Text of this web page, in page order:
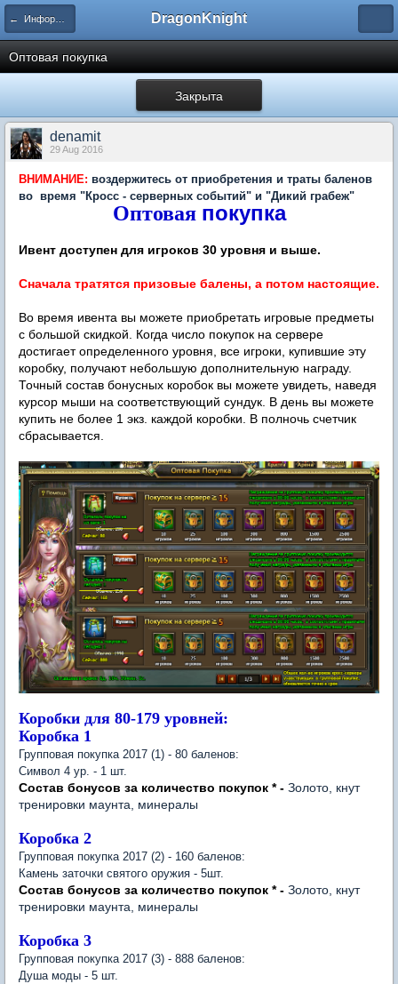
← Информация и гайды по игре DragonKnight
Оптовая покупка
Закрыта
denamit
29 Aug 2016
ВНИМАНИЕ: воздержитесь от приобретения и траты баленов
во время "Кросс - серверных событий" и "Дикий грабеж"
Оптовая покупка
Ивент доступен для игроков 30 уровня и выше.
Сначала тратятся призовые балены, а потом настоящие.
Во время ивента вы можете приобретать игровые предметы
с большой скидкой. Когда число покупок на сервере
достигает определенного уровня, все игроки, купившие эту
коробку, получают небольшую дополнительную награду.
Точный состав бонусных коробок вы можете увидеть, наведя
курсор мыши на соответствующий сундук. В день вы можете
купить не более 1 экз. каждой коробки. В полночь счетчик
сбрасывается.
Коробки для 80-179 уровней:
Коробка 1
Групповая покупка 2017 (1) - 80 баленов:
Символ 4 ур. - 1 шт.
Состав бонусов за количество покупок * - Золото, кнут
тренировки маунта, минералы
Коробка 2
Групповая покупка 2017 (2) - 160 баленов:
Камень заточки святого оружия - 5шт.
Состав бонусов за количество покупок * - Золото, кнут
тренировки маунта, минералы
Коробка 3
Групповая покупка 2017 (3) - 888 баленов:
Душа моды - 5 шт.